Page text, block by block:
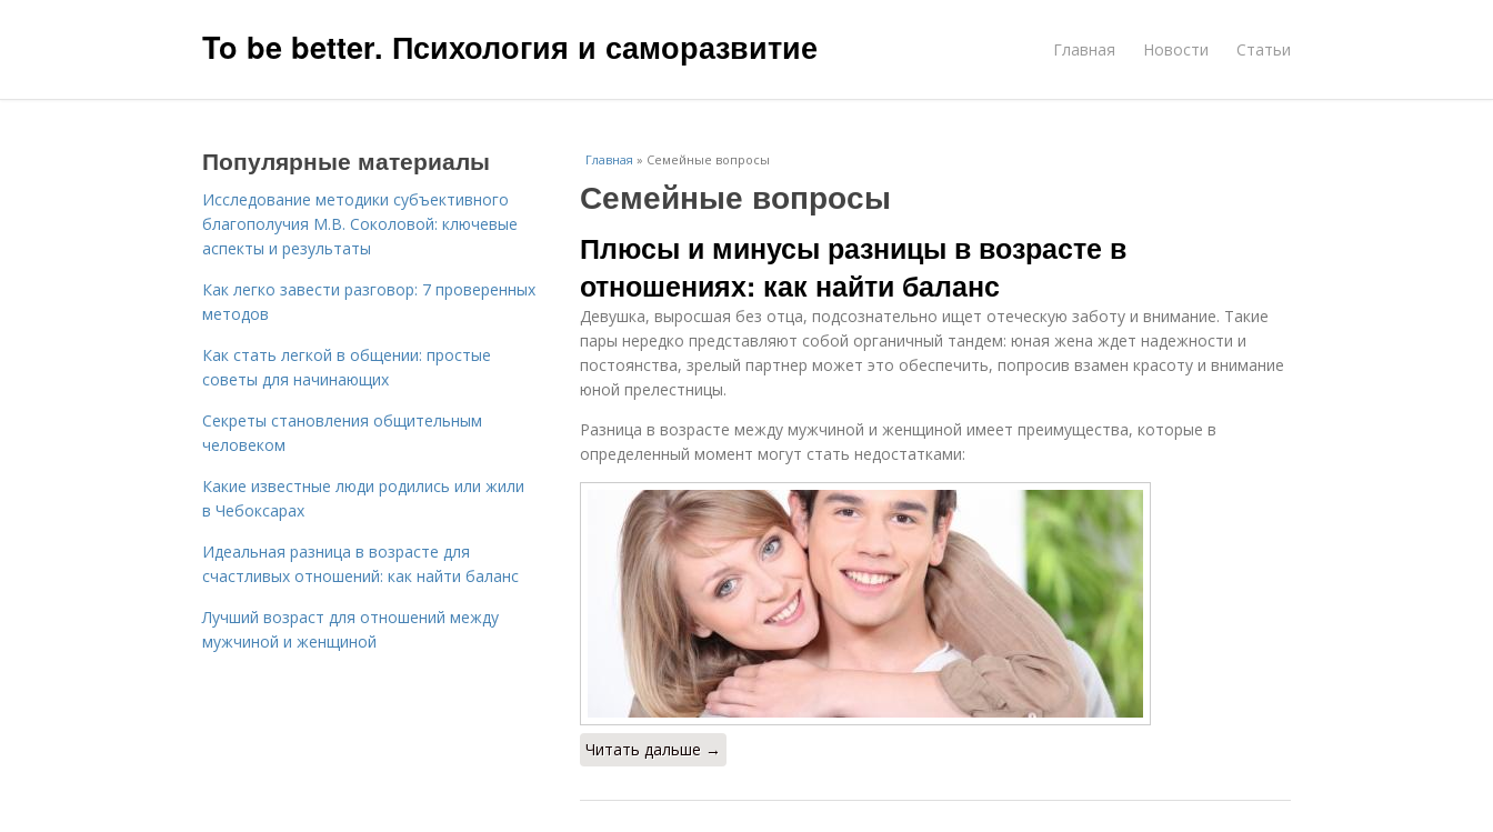
To be better. Психология и саморазвитие Главная Новости Статьи
Главная » Семейные вопросы
Семейные вопросы
Плюсы и минусы разницы в возрасте в
отношениях: как найти баланс
Девушка, выросшая без отца, подсознательно ищет отеческую заботу и внимание. Такие
пары нередко представляют собой органичный тандем: юная жена ждет надежности и
постоянства, зрелый партнер может это обеспечить, попросив взамен красоту и внимание
юной прелестницы.
Разница в возрасте между мужчиной и женщиной имеет преимущества, которые в
определенный момент могут стать недостатками:
Читать дальше →
Популярные материалы
Исследование методики субъективного
благополучия М.В. Соколовой: ключевые
аспекты и результаты
Как легко завести разговор: 7 проверенных
методов
Как стать легкой в общении: простые
советы для начинающих
Секреты становления общительным
человеком
Какие известные люди родились или жили
в Чебоксарах
Идеальная разница в возрасте для
счастливых отношений: как найти баланс
Лучший возраст для отношений между
мужчиной и женщиной